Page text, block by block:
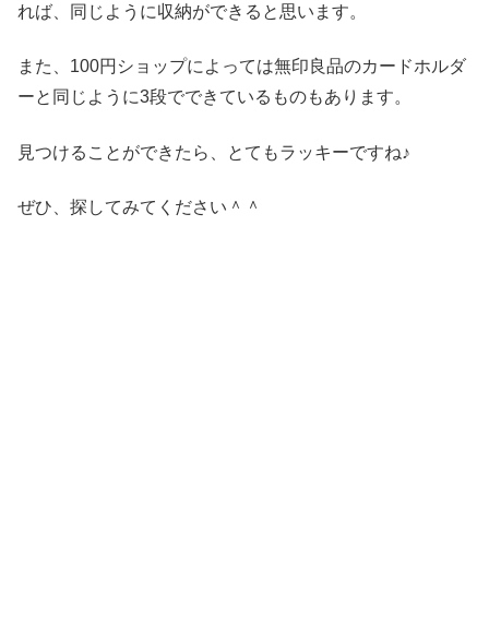
れば、同じように収納ができると思います。
また、100円ショップによっては無印良品のカードホルダ
ーと同じように3段でできているものもあります。
見つけることができたら、とてもラッキーですね♪
ぜひ、探してみてください＾＾